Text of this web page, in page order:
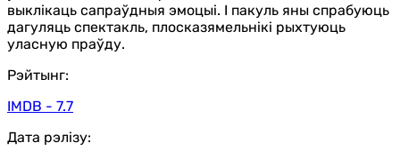
выклікаць сапраўдныя эмоцыі. І пакуль яны спрабуюць
дагуляць спектакль, плосказямельнікі рыхтуюць
уласную праўду.
Рэйтынг:
IMDB - 7.7
Дата рэлізу: